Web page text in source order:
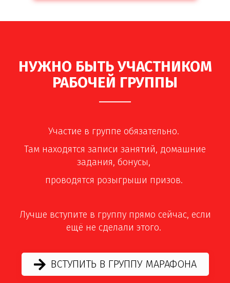
НУЖНО БЫТЬ УЧАСТНИКОМ
РАБОЧЕЙ ГРУППЫ
Участие в группе обязательно.
Там находятся записи занятий, домашние
задания, бонусы,
проводятся розыгрыши призов.
Лучше вступите в группу прямо сейчас, если
ещё не сделали этого.
ВСТУПИТЬ В ГРУППУ МАРАФОНА